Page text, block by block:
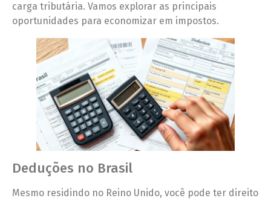
carga tributária. Vamos explorar as principais
oportunidades para economizar em impostos.
Deduções no Brasil
Mesmo residindo no Reino Unido, você pode ter direito